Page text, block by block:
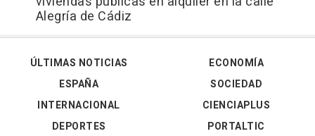
Alegría de Cádiz
ÚLTIMAS NOTICIAS
ESPAÑA
INTERNACIONAL
DEPORTES
ECONOMÍA
SOCIEDAD
CIENCIAPLUS
PORTALTIC